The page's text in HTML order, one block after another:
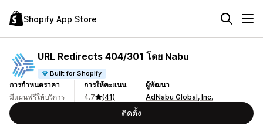
Shopify App Store
URL Redirects 404/301 โดย Nabu
Built for Shopify
การกำหนดราคา
มีแผนฟรีให้บริการ
การให้คะแนน
4.7
(41)
ผู้พัฒนา
AdNabu Global, Inc.
ติดตั้ง